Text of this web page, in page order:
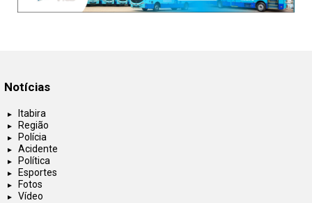
Notícias
Itabira
Região
Polícia
Acidente
Política
Esportes
Fotos
Vídeo